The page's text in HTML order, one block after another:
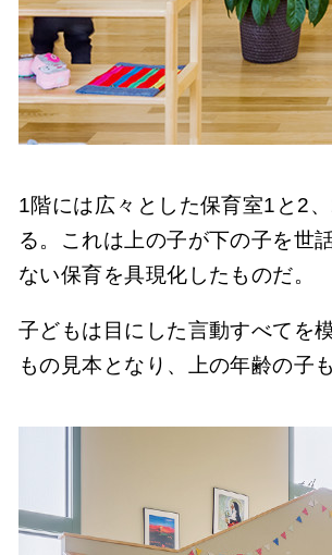
1階には広々とした保育室1と2
る。これは上の子が下の子を世
ない保育を具現化したものだ。
子どもは目にした言動すべてを
もの見本となり、上の年齢の子